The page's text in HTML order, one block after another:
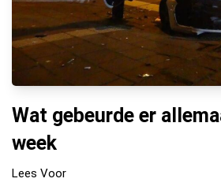
Wat gebeurde er
week
Lees Voor